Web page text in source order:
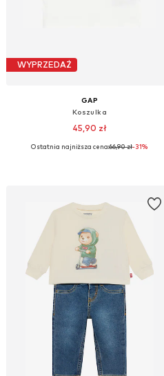
WYPRZEDAŻ
GAP
Koszulka
45,90 zł
Dostępne rozmiary: 68-80, 80-86, 86-92, 92
Ostatnia najniższa cena:66,90 zł-31%